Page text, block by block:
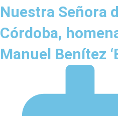
Nuestra Señora
Córdoba,
Manuel Benítez